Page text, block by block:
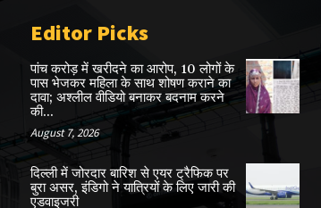
Editor Picks
पांच करोड़ में खरीदने का आरोप, 10 लोगों के
पास भेजकर महिला के साथ शोषण कराने का
दावा; अश्लील वीडियो बनाकर बदनाम करने
की...
August 7, 2026
दिल्ली में जोरदार बारिश से एयर ट्रैफिक पर
बुरा असर, इंडिगो ने यात्रियों के लिए जारी की
एडवाइजरी